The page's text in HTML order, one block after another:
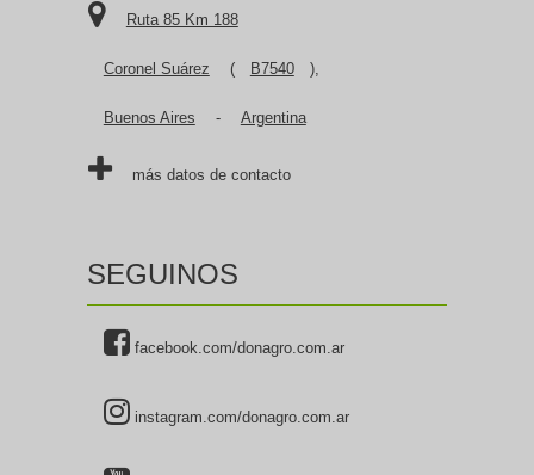
Ruta 85 Km 188
Coronel Suárez ( B7540 ),
Buenos Aires - Argentina
más datos de contacto
SEGUINOS
facebook.com/donagro.com.ar
instagram.com/donagro.com.ar